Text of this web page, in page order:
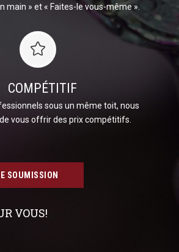
main » et « Faites-le vous-même ».
COMPÉTITIF
sous un même toit, nous
vous offrir des prix compétitifs.
SOUMISSION
VOUS!